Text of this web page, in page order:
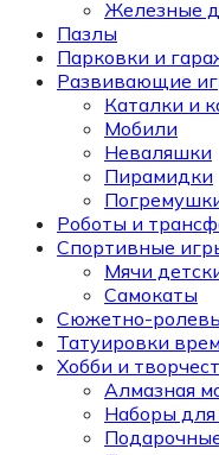
Железные
Пазлы
Парковки и
Развивающие
Каталки и
Мобили
Неваляшки
Пирамидки
Роботы и
Спортивные
Мячи
Самокаты
Сюжетно-
Татуировки
Хобби и
Алмазная
Наборы